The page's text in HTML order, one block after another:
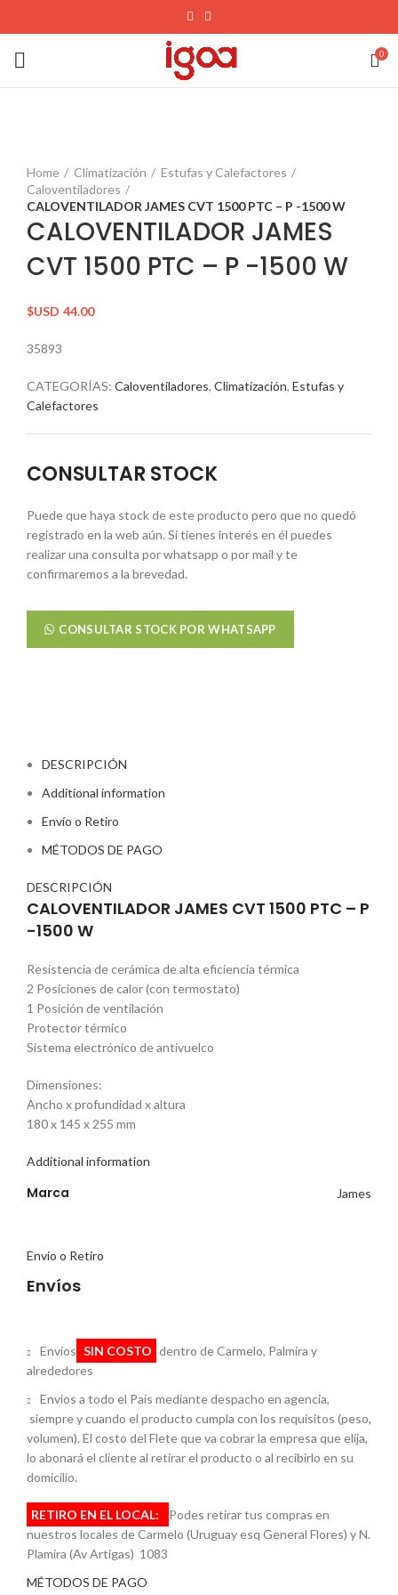
0
Home Climatización
Estufas y Calefactores
Caloventiladores
CALOVENTILADOR JAMES CVT 1500 PTC – P -1500 W
CALOVENTILADOR JAMES
CVT 1500 PTC – P -1500 W
$USD 44.00
35893
CATEGORÍAS: Caloventiladores, Climatización, Estufas y
Calefactores
CONSULTAR STOCK
Puede que haya stock de este producto pero que no quedó
registrado en la web aún. Si tienes interés en él puedes
realizar una consulta por whatsapp o por mail y te
confirmaremos a la brevedad.
CONSULTAR STOCK POR WHATSAPP
DESCRIPCIÓN
Additional information
Envío o Retiro
MÉTODOS DE PAGO
DESCRIPCIÓN
CALOVENTILADOR JAMES CVT 1500 PTC – P
-1500 W
Resistencia de cerámica de alta eficiencia térmica
2 Posiciones de calor (con termostato)
1 Posición de ventilación
Protector térmico
Sistema electrónico de antivuelco
Dimensiones:
Ancho x profundidad x altura
180 x 145 x 255 mm
Additional information
Marca James
Envío o Retiro
Envíos
Envíos SIN COSTO dentro de Carmelo, Palmira y
alrededores
Envios a todo el País mediante despacho en agencia,
siempre y cuando el producto cumpla con los requisitos (peso,
volumen). El costo del Flete que va cobrar la empresa que elija,
lo abonará el cliente al retirar el producto o al recibirlo en su
domicilio.
RETIRO EN EL LOCAL:
Podes retirar tus compras en
nuestros locales de Carmelo (Uruguay esq General Flores) y N.
Plamira (Av Artigas) 1083
MÉTODOS DE PAGO